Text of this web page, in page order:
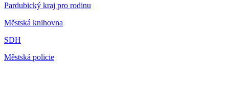
Pardubický kraj pro rodinu
Městská knihovna
SDH
Městská policie